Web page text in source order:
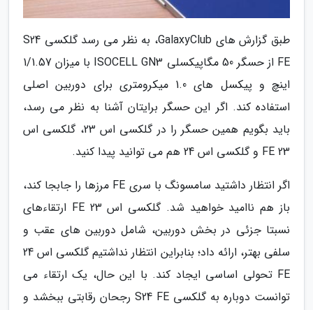
طبق گزارش های GalaxyClub، به نظر می رسد گلکسی S24
FE از حسگر 50 مگاپیکسلی ISOCELL GN3 با میزان 1/1.57
اینچ و پیکسل های 1.0 میکرومتری برای دوربین اصلی
استفاده کند. اگر این حسگر برایتان آشنا به نظر می رسد،
باید بگویم همین حسگر را در گلکسی اس 23، گلکسی اس
23 FE و گلکسی اس 24 هم می توانید پیدا کنید.
اگر انتظار داشتید سامسونگ با سری FE مرزها را جابجا کند،
باز هم ناامید خواهید شد. گلکسی اس 23 FE ارتقاءهای
نسبتا جزئی در بخش دوربین، شامل دوربین های عقب و
سلفی بهتر، ارائه داد؛ بنابراین انتظار نداشتیم گلکسی اس 24
FE تحولی اساسی ایجاد کند. با این حال، یک ارتقاء می
توانست دوباره به گلکسی S24 FE رجحان رقابتی ببخشد و